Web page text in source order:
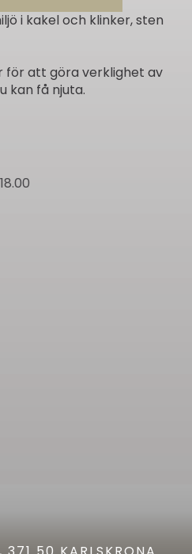
i kakel och klinker, sten
för att göra verklighet av
kan få njuta.